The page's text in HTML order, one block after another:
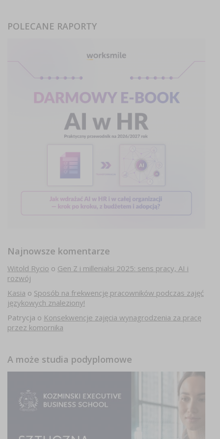
POLECANE RAPORTY
Najnowsze komentarze
Witold Rycio o Gen Z i millenialsi 2025: sens pracy, AI i
rozwój
Kasia o Sposób na frekwencję pracowników podczas zajęć
językowych znaleziony!
Patrycja o Konsekwencje zajęcia wynagrodzenia za pracę
przez komornika
A może studia podyplomowe